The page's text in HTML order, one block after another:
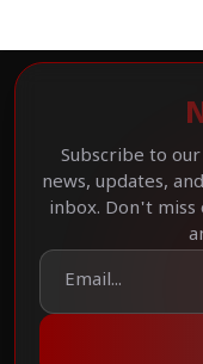
Subscribe to
news, updates,
inbox. Don't